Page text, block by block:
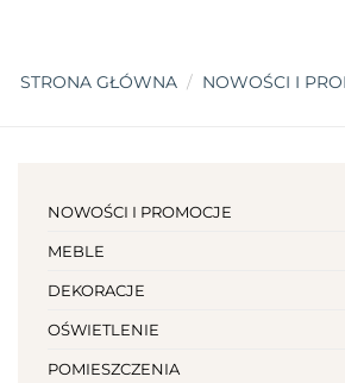
STRONA GŁÓWNA / NOWOŚCI I
NOWOŚCI I PROMOCJE
MEBLE
DEKORACJE
OŚWIETLENIE
POMIESZCZENIA